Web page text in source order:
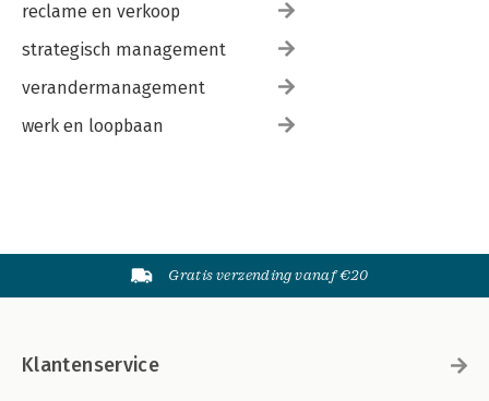
reclame en verkoop
strategisch management
verandermanagement
werk en loopbaan
Gratis verzending vanaf €20
Klantenservice